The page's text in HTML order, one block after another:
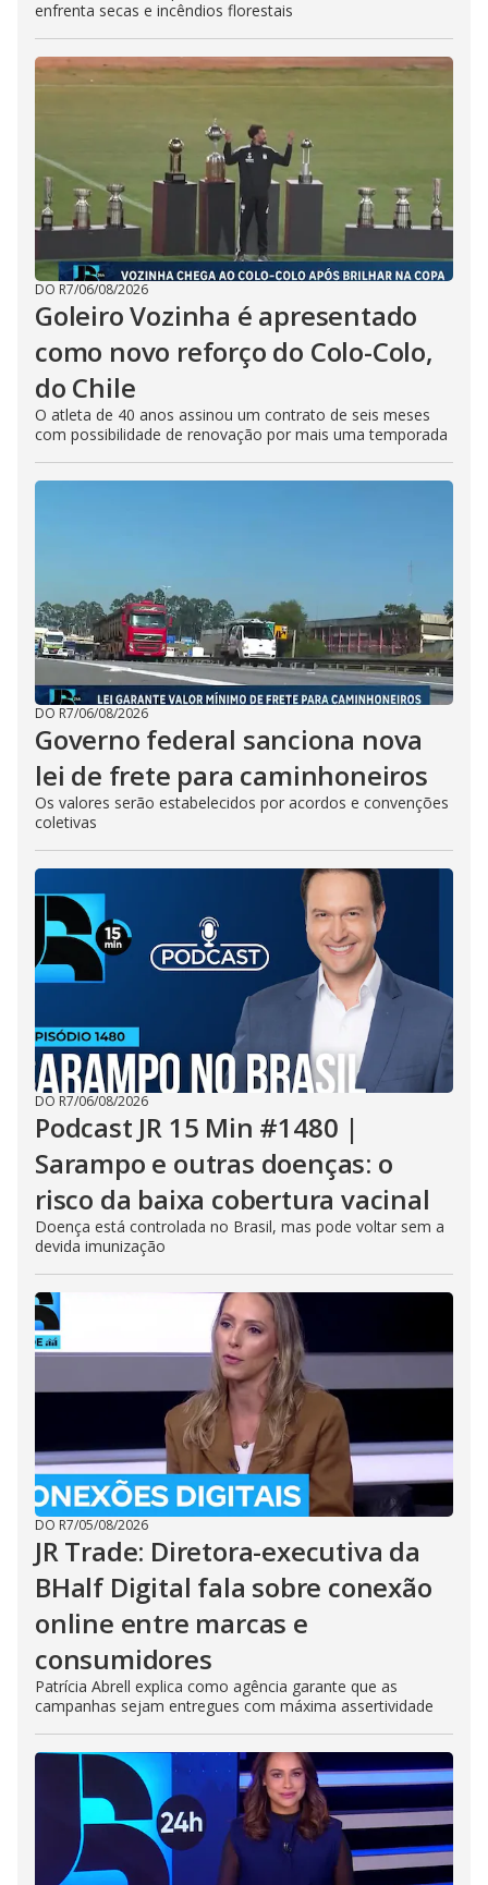
enfrenta secas e incêndios florestais
DO R7/06/08/2026
Goleiro Vozinha é apresentado
como novo reforço do Colo-Colo,
do Chile
O atleta de 40 anos assinou um contrato de seis meses
com possibilidade de renovação por mais uma temporada
DO R7/06/08/2026
Governo federal sanciona nova
lei de frete para caminhoneiros
Os valores serão estabelecidos por acordos e convenções
coletivas
DO R7/06/08/2026
Podcast JR 15 Min #1480 |
Sarampo e outras doenças: o
risco da baixa cobertura vacinal
Doença está controlada no Brasil, mas pode voltar sem a
devida imunização
DO R7/05/08/2026
JR Trade: Diretora-executiva da
BHalf Digital fala sobre conexão
online entre marcas e
consumidores
Patrícia Abrell explica como agência garante que as
campanhas sejam entregues com máxima assertividade